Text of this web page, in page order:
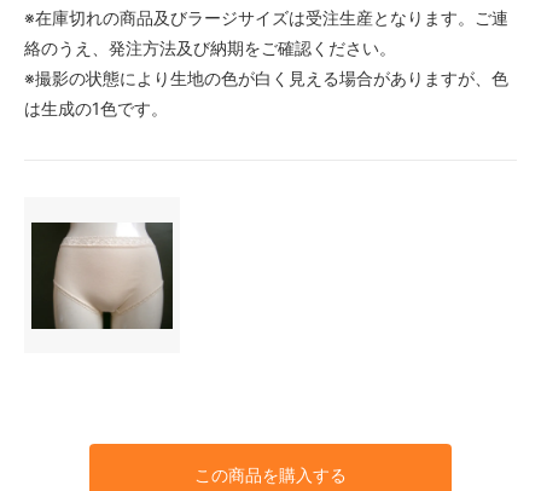
※在庫切れの商品及びラージサイズは受注生産となります。ご連
絡のうえ、発注方法及び納期をご確認ください。
※撮影の状態により生地の色が白く見える場合がありますが、色
は生成の1色です。
この商品を購入する